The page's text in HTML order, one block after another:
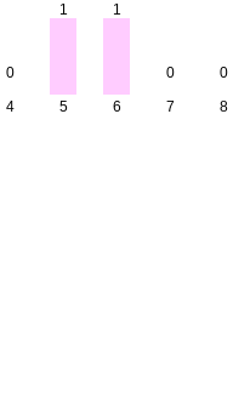
0
4
1
5
1
6
0
7
0
8